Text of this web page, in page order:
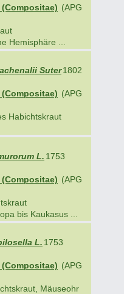
(APG
Hemisphäre ...
Suter1802
(APG
Habichtskraut
L. 1753
(APG
bis Kaukasus ...
L. 1753
(APG
Mäuseohr